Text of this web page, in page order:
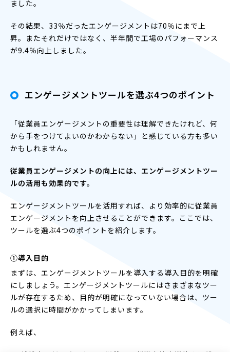
ました。
その結果、33％だったエンゲージメントは70％にまで上
昇。またそれだけではなく、半年間で工場のパフォーマンス
が9.4％向上しました。
エンゲージメントツールを選ぶ4つのポイント
「従業員エンゲージメントの重要性は理解できたけれど、何
から手をつけてよいのかわからない」と感じている方も多い
かもしれません。
従業員エンゲージメントの向上には、エンゲージメントツー
ルの活用も効果的です。
エンゲージメントツールを活用すれば、より効率的に従業員
エンゲージメントを向上させることができます。ここでは、
ツールを選ぶ4つのポイントを紹介します。
①導入目的
まずは、エンゲージメントツールを導入する導入目的を明確
にしましょう。エンゲージメントツールにはさまざまなツー
ルが存在するため、目的が明確になっていない場合は、ツー
ルの選択に時間がかかってしまいます。
例えば、